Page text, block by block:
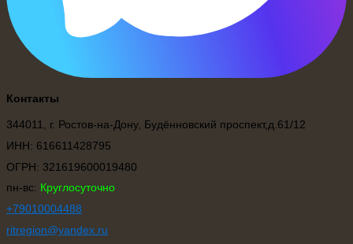
Контакты
344011, г. Ростов-на-Дону, Будённовский проспект,д.61/12
ИНН: 616611428795
ОГРН: 321619600019480
пн-вс: Круглосуточно
+79010004488
ritregion@yandex.ru